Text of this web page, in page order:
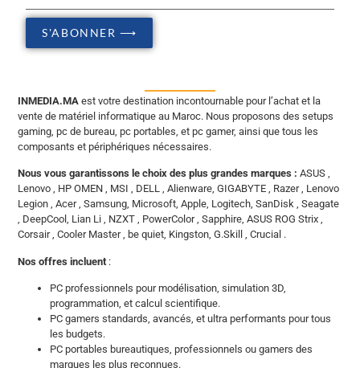
S'ABONNER ⟶
INMEDIA.MA est votre destination incontournable pour l’achat et la
vente de matériel informatique au Maroc. Nous proposons des setups
gaming, pc de bureau, pc portables, et pc gamer, ainsi que tous les
composants et périphériques nécessaires.
Nous vous garantissons le choix des plus grandes marques : ASUS ,
Lenovo , HP OMEN , MSI , DELL , Alienware, GIGABYTE , Razer , Lenovo
Legion , Acer , Samsung, Microsoft, Apple, Logitech, SanDisk , Seagate
, DeepCool, Lian Li , NZXT , PowerColor , Sapphire, ASUS ROG Strix ,
Corsair , Cooler Master , be quiet, Kingston, G.Skill , Crucial .
Nos offres incluent :
PC professionnels pour modélisation, simulation 3D,
programmation, et calcul scientifique.
PC gamers standards, avancés, et ultra performants pour tous
les budgets.
PC portables bureautiques, professionnels ou gamers des
marques les plus reconnues.